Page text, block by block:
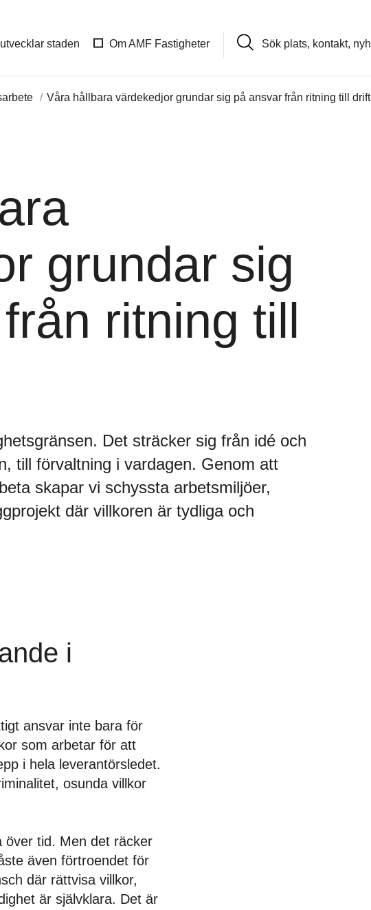
staden Om AMF Fastigheter
Sök
plats,
kontakt,
Våra hållbara värdekedjor grundar sig på ansvar från ritning till drift
grundar sig
ritning till
Det sträcker sig från idé och
till förvaltning i vardagen. Genom att
skapar vi schyssta arbetsmiljöer,
där villkoren är tydliga och
i
ansvar inte bara för
som arbetar för att
i hela leverantörsledet.
osunda villkor
över tid. Men det räcker
även förtroendet för
där rättvisa villkor,
är självklara. Det är